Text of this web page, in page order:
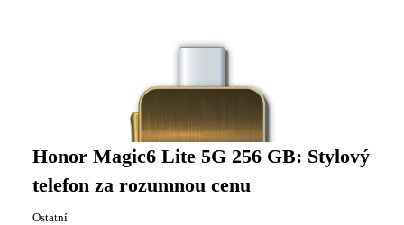
Honor Magic6 Lite 5G 256 GB: Stylový
telefon za rozumnou cenu
Ostatní